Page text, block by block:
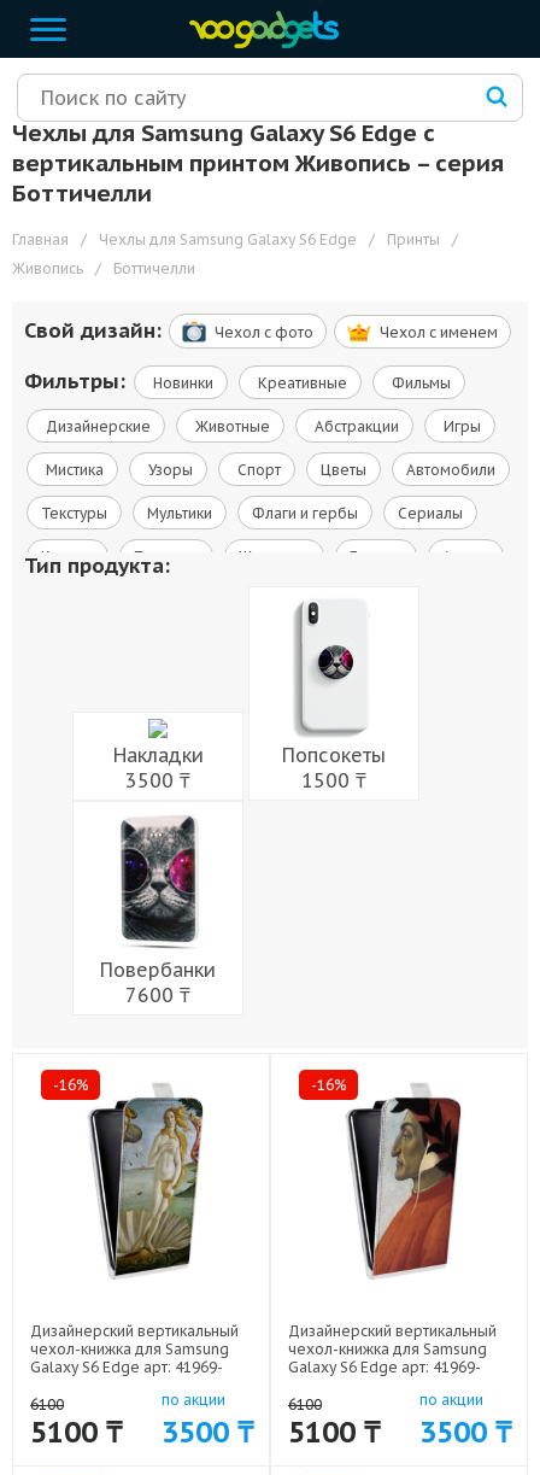
Чехлы для Samsung Galaxy S6 Edge с
вертикальным принтом Живопись – cерия
Боттичелли
Главная / Чехлы для Samsung Galaxy S6 Edge / Принты
/
Живопись
/ Боттичелли
Свой дизайн: Чехол c фото Чехол c именем
Фильтры: Новинки Креативные Фильмы
Дизайнерские Животные Абстракции Игры
Мистика Узоры Спорт Цветы Автомобили
Текстуры Мультики Флаги и гербы Сериалы
Космос Природа Живопись Города Армия
Тип продукта:
Накладки
3500 ₸
Попсокеты
1500 ₸
Повербанки
7600 ₸
-16%
Дизайнерский вертикальный
чехол-книжка для Samsung
Galaxy S6 Edge арт: 41969-
6100
5100 ₸
по акции
3500 ₸
-16%
Дизайнерский вертикальный
чехол-книжка для Samsung
Galaxy S6 Edge арт: 41969-
6100
5100 ₸
по акции
3500 ₸